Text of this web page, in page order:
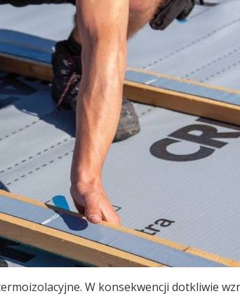
W konsekwencji dotkliwie